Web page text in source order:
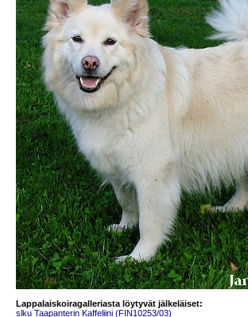
Lappalaiskoiragalleriasta löytyvät jälkeläiset:
slku Taapanterin Kaffeliini (FIN10253/03)